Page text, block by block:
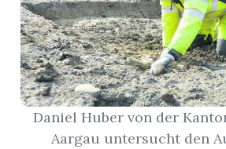
App
Daniel Huber von der
Aargau untersucht den